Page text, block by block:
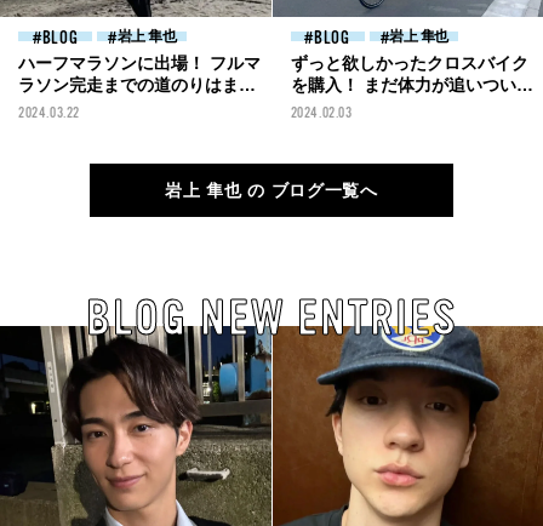
BLOG 岩上 隼也
ハーフマラソンに出場！ フルマ
ラソン完走までの道のりはまだ
遠そう[岩上隼也ブログ]
2024.03.22
BLOG 岩上 隼也
ずっと欲しかったクロスバイク
を購入！ まだ体力が追いついて
いません（笑）[岩上隼也ブロ
2024.02.03
岩上 隼也 の ブログ一覧へ
BLOG NEW ENTRIES